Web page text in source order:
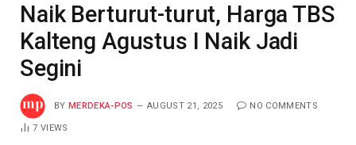
Naik Berturut-turut, Harga TBS
Kalteng Agustus I Naik Jadi
Segini
BY MERDEKA-POS AUGUST 21, 2025 NO COMMENTS
7VIEWS